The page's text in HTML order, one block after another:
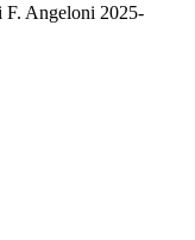
F. Angeloni 2025-